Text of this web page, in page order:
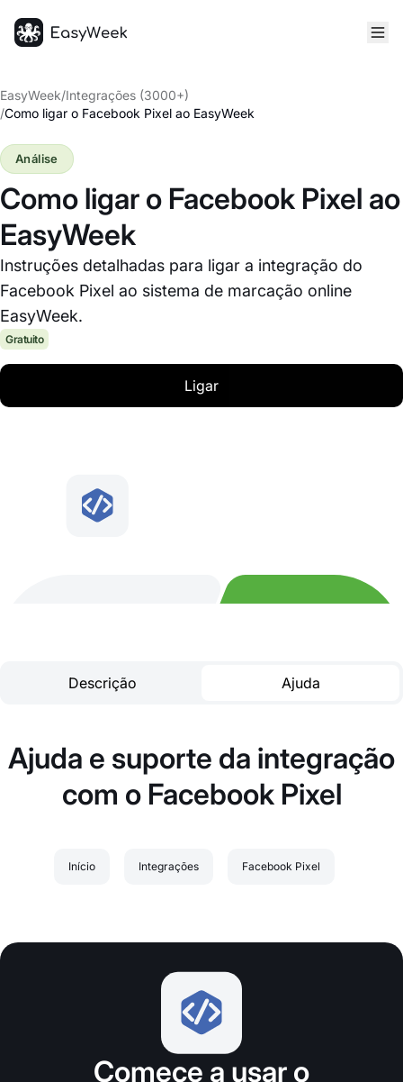
EasyWeek/Integrações (3000+)
/Como ligar o Facebook Pixel ao EasyWeek
Como ligar o Facebook Pixel ao
EasyWeek
Instruções detalhadas para ligar a integração do
Facebook Pixel ao sistema de marcação online
EasyWeek.
Análise
Gratuito
Ligar
Descrição Ajuda
Ajuda e suporte da integração
com o Facebook Pixel
Início Integrações Facebook Pixel
Comece a usar o